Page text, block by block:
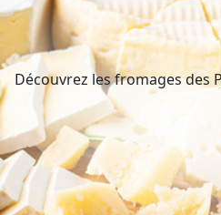
Découvrez les fromages des